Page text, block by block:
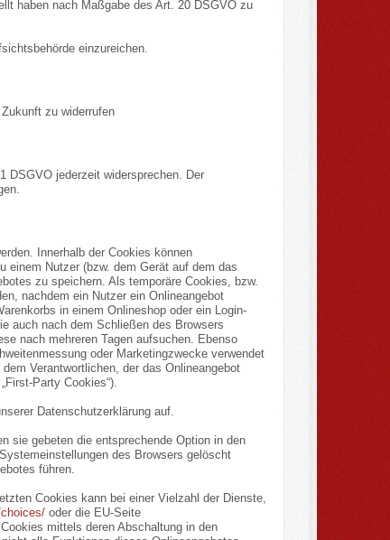
haben nach Maßgabe des Art. 20 DSGVO zu
einzureichen.
zu widerrufen
DSGVO jederzeit widersprechen. Der
Innerhalb der Cookies können
einem Nutzer (bzw. dem Gerät auf dem das
zu speichern. Als temporäre Cookies, bzw.
nachdem ein Nutzer ein Onlineangebot
in einem Onlineshop oder ein Login-
auch nach dem Schließen des Browsers
nach mehreren Tagen aufsuchen. Ebenso
oder Marketingzwecke verwendet
Verantwortlichen, der das Onlineangebot
Party Cookies“).
Datenschutzerklärung auf.
sie gebeten die entsprechende Option in den
des Browsers gelöscht
führen.
Cookies kann bei einer Vielzahl der Dienste,
oder die EU-Seite
mittels deren Abschaltung in den